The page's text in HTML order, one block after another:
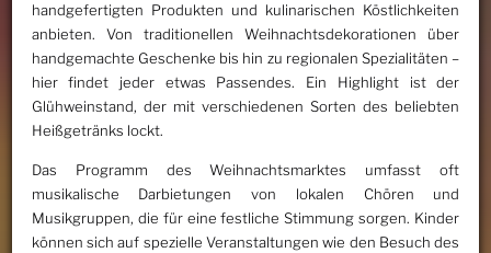
handgefertigten Produkten und kulinarischen Köstlichkeiten
anbieten. Von traditionellen Weihnachtsdekorationen über
handgemachte Geschenke bis hin zu regionalen Spezialitäten –
hier findet jeder etwas Passendes. Ein Highlight ist der
Glühweinstand, der mit verschiedenen Sorten des beliebten
Heißgetränks lockt.
Das Programm des Weihnachtsmarktes umfasst oft
musikalische Darbietungen von lokalen Chören und
Musikgruppen, die für eine festliche Stimmung sorgen. Kinder
können sich auf spezielle Veranstaltungen wie den Besuch des